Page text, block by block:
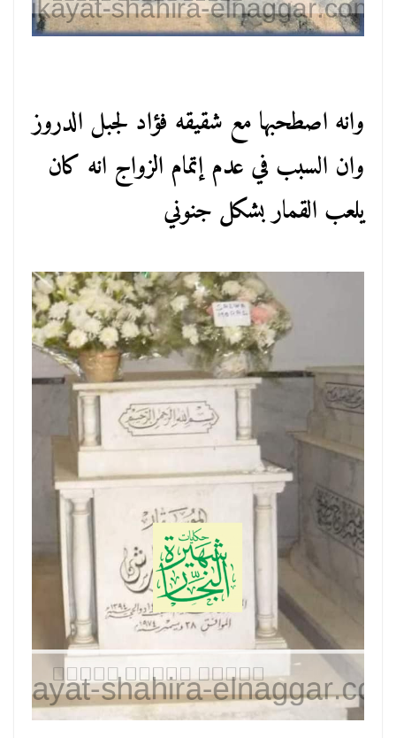
وانه اصطحبها مع شقيقه فؤاد لجبل الدروز
وان السبب في عدم إتمام الزواج انه كان
يلعب القمار بشكل جنوني